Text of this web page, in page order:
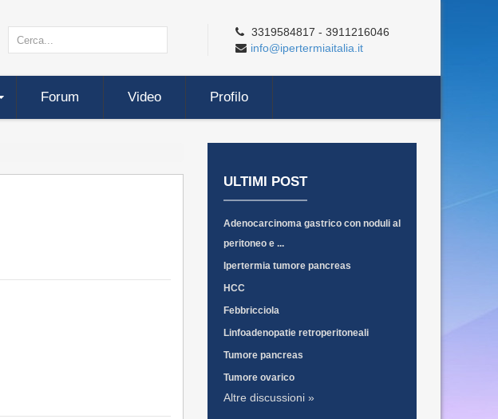
3319584817 - 3911216046
info@ipertermiaitalia.it
Forum Video Profilo
ULTIMI POST
Adenocarcinoma gastrico con noduli al
peritoneo e ...
Ipertermia tumore pancreas
HCC
Febbricciola
Linfoadenopatie retroperitoneali
Tumore pancreas
Tumore ovarico
Altre discussioni »